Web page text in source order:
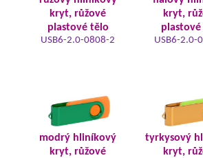
kryt, růžové
plastové tělo
USB6-2.0-0808-2
kryt,
USB6-2.0-
modrý hliníkový
kryt, růžové
tyrkysový
kryt,